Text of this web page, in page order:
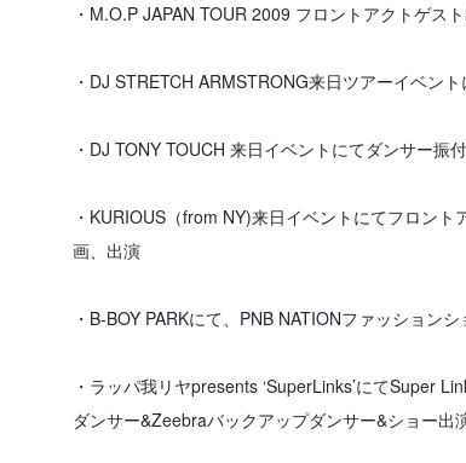
・M.O.P JAPAN TOUR 2009 フロントアクトゲス
・DJ STRETCH ARMSTRONG来日ツアーイベン
・DJ TONY TOUCH 来日イベントにてダンサー振
・KURIOUS（from NY)来日イベントにてフロン
画、出演
・B‐BOY PARKにて、PNB NATIONファッション
・ラッパ我リヤpresents ‘SuperLinks’にてSuper
ダンサー&Zeebraバックアップダンサー&ショー出